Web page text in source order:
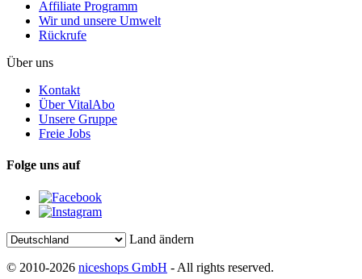
Affiliate Programm
Wir und unsere Umwelt
Rückrufe
Über uns
Kontakt
Über VitalAbo
Unsere Gruppe
Freie Jobs
Folge uns auf
Land ändern
© 2010-2026 niceshops GmbH - All rights reserved.